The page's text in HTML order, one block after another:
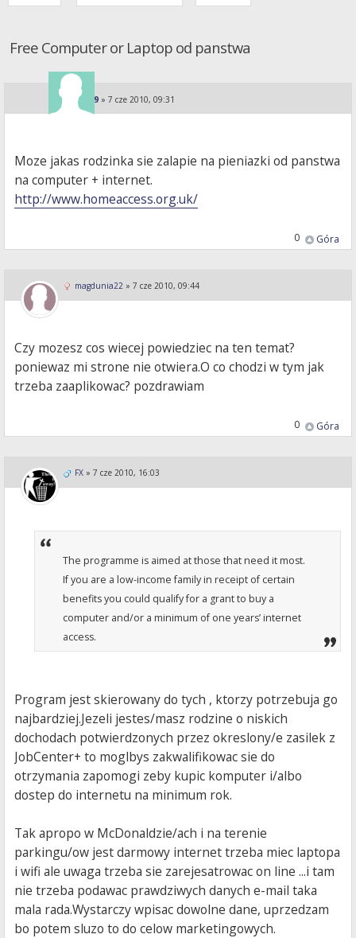
Free Computer or Laptop od panstwa
Majka09 » 7 cze 2010, 09:31
Moze jakas rodzinka sie zalapie na pieniazki od panstwa
na computer + internet.
http://www.homeaccess.org.uk/
Góra
0
magdunia22 » 7 cze 2010, 09:44
Czy mozesz cos wiecej powiedziec na ten temat?
poniewaz mi strone nie otwiera.O co chodzi w tym jak
trzeba zaaplikowac? pozdrawiam
Góra
0
FX » 7 cze 2010, 16:03
The programme is aimed at those that need it most.
If you are a low-income family in receipt of certain
benefits you could qualify for a grant to buy a
computer and/or a minimum of one years’ internet
access.
Program jest skierowany do tych , ktorzy potrzebuja go
najbardziej.Jezeli jestes/masz rodzine o niskich
dochodach potwierdzonych przez okreslony/e zasilek z
JobCenter+ to moglbys zakwalifikowac sie do
otrzymania zapomogi zeby kupic komputer i/albo
dostep do internetu na minimum rok.
Tak apropo w McDonaldzie/ach i na terenie
parkingu/ow jest darmowy internet trzeba miec laptopa
i wifi ale uwaga trzeba sie zarejesatrowac on line ...i tam
nie trzeba podawac prawdziwych danych e-mail taka
mala rada.Wystarczy wpisac dowolne dane, uprzedzam
bo potem sluzo to do celow marketingowych.